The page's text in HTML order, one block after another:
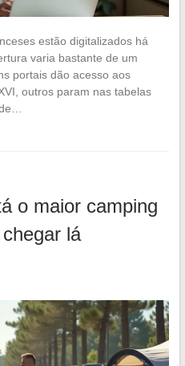
estão digitalizados há
varia bastante de um
portais dão acesso aos
outros param nas tabelas
o maior camping
lá